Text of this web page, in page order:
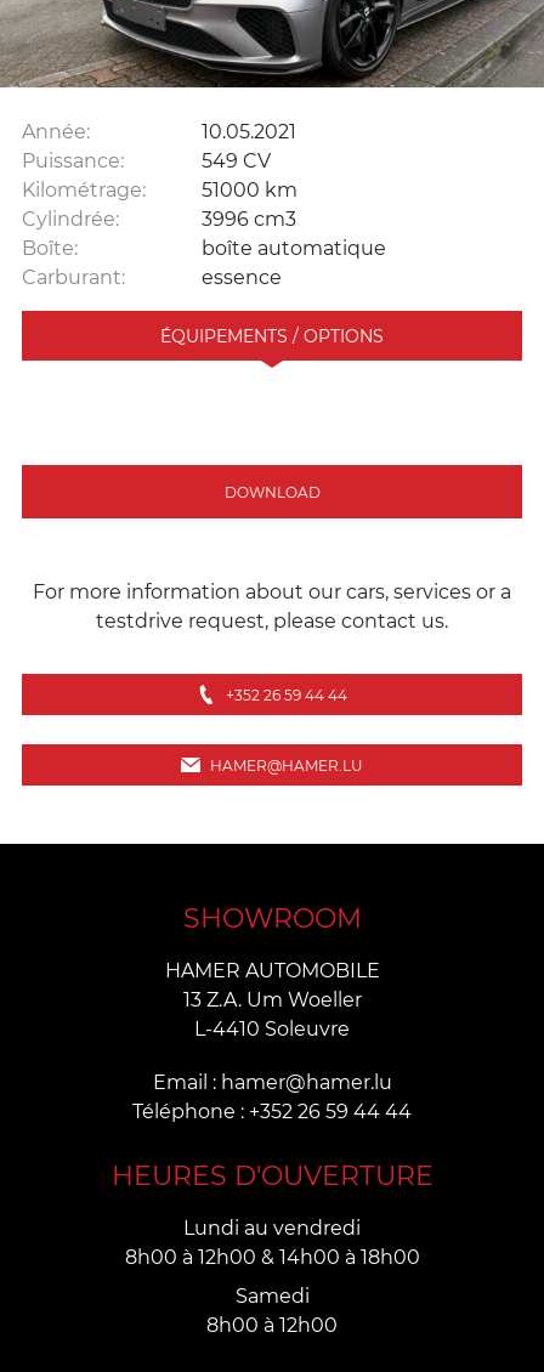
Année:
10.05.2021
Puissance:
549 CV
Kilométrage:
51000 km
Cylindrée:
3996 cm3
Boîte:
boîte automatique
Carburant:
essence
ÉQUIPEMENTS / OPTIONS
DOWNLOAD
For more information about our cars, services or a
testdrive request, please contact us.
+352 26 59 44 44
HAMER@HAMER.LU
SHOWROOM
HAMER AUTOMOBILE
13 Z.A. Um Woeller
L-4410 Soleuvre
Email : hamer@hamer.lu
Téléphone : +352 26 59 44 44
HEURES D'OUVERTURE
Lundi au vendredi
8h00 à 12h00 & 14h00 à 18h00
Samedi
8h00 à 12h00